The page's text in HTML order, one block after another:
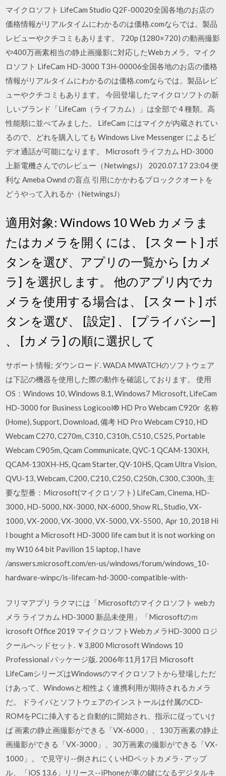
マイクロソフト LifeCam Studio Q2F-00020全国各地のお店の
価格情報がリアルタイムにわかるのは価格.comならでは。製品
レビューやクチコミもあります。 720p (1280×720) の動画撮影
や400万画素相当の静止画撮影に対応したWebカメラ。マイク
ロソフト LifeCam HD-3000 T3H-00006全国各地のお店の価格
情報がリアルタイムにわかるのは価格.comならでは。製品レビ
ューやクチコミもあります。 今回登場したマイクロソフトの新
しいブランド「LifeCam（ライフカム）」は全部で 4 種類。高
性能順に並べてみました。 LifeCam にはマイクが内蔵されてい
るので、どれを購入しても Windows Live Messenger によるビ
デオ通話が可能になります。 Microsoft ライフカム HD-3000
上新電機さんでのレビュー（NetwingsJ） 2020.07.17 23:04 便
利な Ameba Ownd の盲点 引用にかかわるブロッククオートを
どうやって入れるか（NetwingsJ）
適用対象: Windows 10 Web カメラま
たはカメラを開くには、 [スタート] ボ
タンを選び、アプリの一覧から [カメ
ラ] を選択します。 他のアプリ内でカ
メラを使用する場合は、 [スタート] ボ
タンを選び、 [設定] 、 [プライバシー]
、 [カメラ] の順に選択して
サポート情報; ダウンロード. WADA MWATCHのソフトウェア
は下記の機器を使用した際の動作を確認しております。 使用
OS：Windows 10, Windows 8.1, Windows7 Microsoft, LifeCam
HD-3000 for Business Logicool® HD Pro Webcam C920r 名称
(Home), Support, Download, 備考 HD Pro Webcam C910, HD
Webcam C270, C270m, C310, C310h, C510, C525, Portable
Webcam C905m, Qcam Communicate, QVC-1 QCAM-130XH,
QCAM-130XH-HS, Qcam Starter, QV-10HS, Qcam Ultra Vision,
QVU-13, Webcam, C200, C210, C250, C250h, C300, C300h, 主
要な型番：Microsoft(マイクロソフト) LifeCam, Cinema, HD-
3000, HD-5000, NX-3000, NX-6000, Show RL, Studio, VX-
1000, VX-2000, VX-3000, VX-5000, VX-5500, Apr 10, 2018 Hi
I bought a Microsoft HD-3000 life cam but it is not working on
my W10 64 bit Pavilion 15 laptop, I have
/answers.microsoft.com/en-us/windows/forum/windows_10-
hardware-winpc/is-lifecam-hd-3000-compatible-with-
フリマアプリ ラクマには「Microsoftのマイクロソフト webカ
メラ ライフカム HD-3000 新品未使用」「Microsoftのｍ
icrosoft Office 2019 マイクロソフトWebカメラHD-3000 ロジ
クールヘッドセット. ￥3,800 Microsoft Windows 10
Professional パッケージ版. 2006年11月17日 Microsoft
LifeCamシリーズはWindowsのマイクロソフトから登場しただ
けあって、Windowsと相性よく連携利用が期待されるカメラ
だ。 ドライバとソフトウェアのインストールは付属のCD-
ROMをPCに挿入すると自動的に開始され、指示に従っていけ
ば 画素の静止画撮影ができる「VX-6000」、130万画素の静止
画撮影ができる「VX-3000」、30万画素の撮影ができる「VX-
1000」。 で見守り--倒されにくいHDペットカメラ · アップ
ル、「iOS 13.6」リリース--iPhoneが車の鍵になるデジタルキ